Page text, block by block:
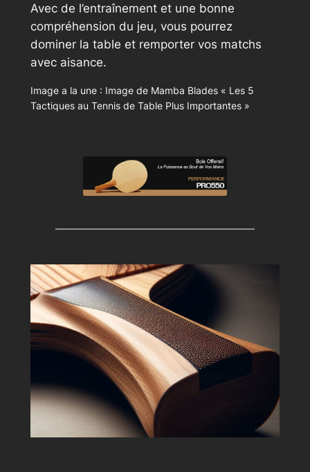
Avec de l’entraînement et une bonne
compréhension du jeu, vous pourrez
dominer la table et remporter vos matchs
avec aisance.
Image a la une : Image de Mamba Blades « Les 5
Tactiques au Tennis de Table Plus Importantes »